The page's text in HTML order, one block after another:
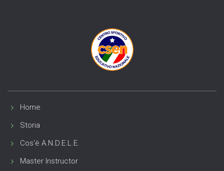
Home
Storia
Cos'è A.N.D.E.L.E.
Master Instructor